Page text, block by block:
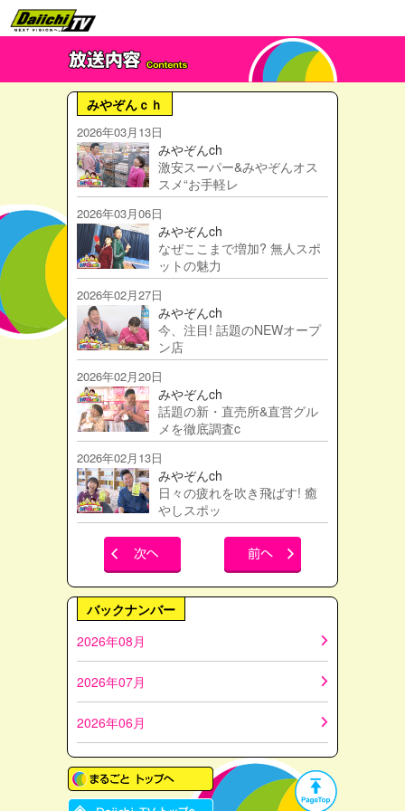
みやぞんｃｈ
2026年03月13日
みやぞんch
激安スーパー&みやぞんオス
スメ“お手軽レ
2026年03月06日
みやぞんch
なぜここまで増加? 無人スポ
ットの魅力
2026年02月27日
みやぞんch
今、注目! 話題のNEWオープ
ン店
2026年02月20日
みやぞんch
話題の新・直売所&直営グル
メを徹底調査c
2026年02月13日
みやぞんch
日々の疲れを吹き飛ばす! 癒
やしスポッ
バックナンバー
2026年08月
2026年07月
2026年06月